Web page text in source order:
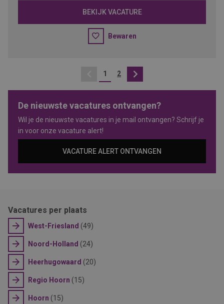
BEKIJK VACATURE
Bewaren
Vorige
1 2
De nieuwste vacatures ontvangen?
Wil je de nieuwste vacatures in je mail ontvangen? Schrijf je
in voor onze vacature alert!
VACATURE ALERT ONTVANGEN
Vacatures per plaats
West-Friesland (49)
Noord-Holland (24)
Heerhugowaard (20)
Regio Hoorn (15)
Hoorn (15)